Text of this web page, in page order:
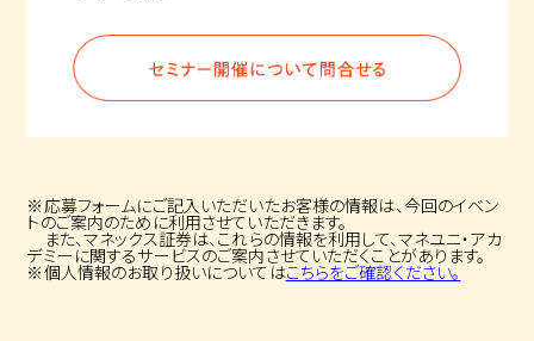
※応募フォームにご記入いただいたお客様の情報は、今回のイベン
トのご案内のために利用させていただきます。
また、マネックス証券は、これらの情報を利用して、マネユニ・アカ
デミーに関するサービスのご案内させていただくことがあります。
※個人情報のお取り扱いについてはこちらをご確認ください。